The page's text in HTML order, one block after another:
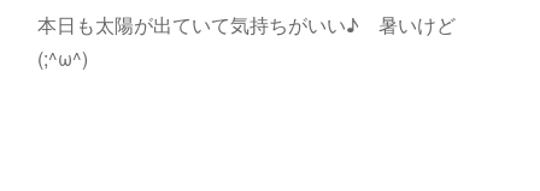
本日も太陽が出ていて気持ちがいい♪ 暑いけど
(;^ω^)